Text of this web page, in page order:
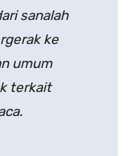
sanalah
ke
umum
terkait